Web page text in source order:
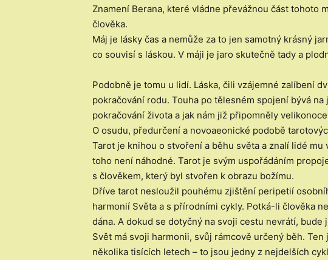
Znamení Berana, které vládne převážnou část tohoto
člověka.
Máj je lásky čas a nemůže za to jen samotný krásný
co souvisí s láskou. V máji je jaro skutečně tady a
Podobně je tomu u lidí. Láska, čili vzájemné zalíbení
pokračování rodu. Touha po tělesném spojení bývá
pokračování života a jak nám již připomněly
O osudu, předurčení a novoaeonické podobě
Tarot je knihou o stvoření a běhu světa a znalí lidé
toho není náhodné. Tarot je svým uspořádáním
s člověkem, který byl stvořen k obrazu božímu.
Dříve tarot nesloužil pouhému zjištění peripetií
harmonií Světa a s přírodními cykly. Potká-li člověka
dána. A dokud se dotyčný na svoji cestu nevrátí, bude
Svět má svoji harmonii, svůj rámcově určený běh.
několika tisících letech – to jsou jedny z nejdelších